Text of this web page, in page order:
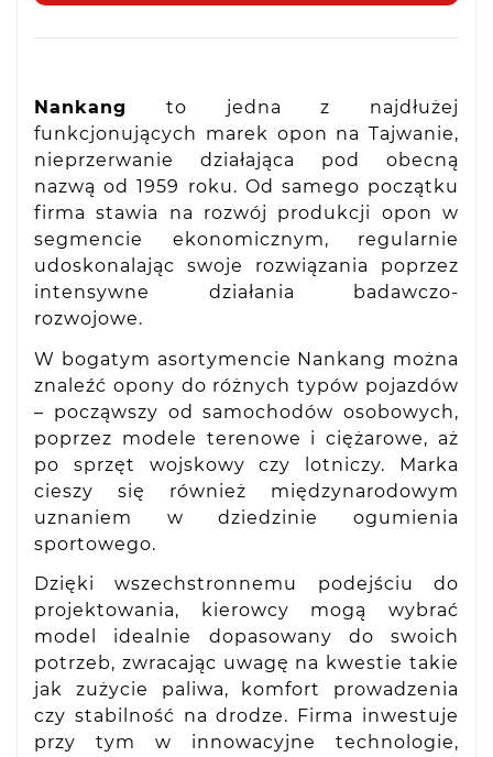
Nankang
to jedna z najdłużej
funkcjonujących marek opon na Tajwanie,
nieprzerwanie działająca pod obecną
nazwą od 1959 roku. Od samego początku
firma stawia na rozwój produkcji opon w
segmencie ekonomicznym, regularnie
udoskonalając swoje rozwiązania poprzez
intensywne działania badawczo-
rozwojowe.
W bogatym asortymencie Nankang można
znaleźć opony do różnych typów pojazdów
– począwszy od samochodów osobowych,
poprzez modele terenowe i ciężarowe, aż
po sprzęt wojskowy czy lotniczy. Marka
cieszy się również międzynarodowym
uznaniem w dziedzinie ogumienia
sportowego.
Dzięki wszechstronnemu podejściu do
projektowania, kierowcy mogą wybrać
model idealnie dopasowany do swoich
potrzeb, zwracając uwagę na kwestie takie
jak zużycie paliwa, komfort prowadzenia
czy stabilność na drodze. Firma inwestuje
przy tym w innowacyjne technologie,